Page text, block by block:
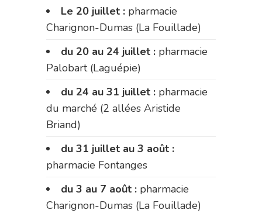
Le 20 juillet : pharmacie
Charignon-Dumas (La Fouillade)
du 20 au 24 juillet : pharmacie
Palobart (Laguépie)
du 24 au 31 juillet : pharmacie
du marché (2 allées Aristide
Briand)
du 31 juillet au 3 août :
pharmacie Fontanges
du 3 au 7 août : pharmacie
Charignon-Dumas (La Fouillade)